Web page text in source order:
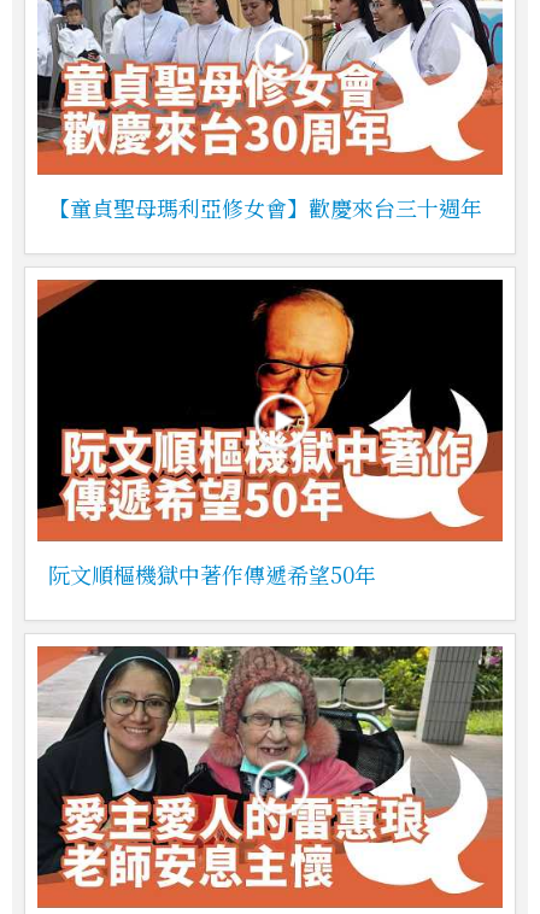
【童貞聖母瑪利亞修女會】歡慶來台三十週年
阮文順樞機獄中著作傳遞希望50年